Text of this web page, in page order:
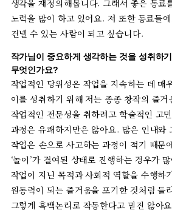
생각을 재정의해봅니다. 그래서 좋은 동료
노력을 많이 하고 있어요.저 또한 동료들
건넬 수 있는 사람이 되고 싶습니다.
작가님이 중요하게 생각하는 것을 성취하기
무엇인가요?
작업적인 당위성은 작업을 지속하는 데 매
이를 성취하기 위해 저는 종종 창작의 즐거
작업적인 전문성을 취하려고 학술적인 고
과정은 유쾌하지만은 않아요. 많은 인내와
작업은 손으로 사고하는 과정이 적기 때문
‘놀이’가 결여된 상태로 진행하는 경우가 많
작업이 지닌 목적과사회적 역할을 수행하기
원동력이 되는 즐거움을 포기한 것처럼 들
그렇게 흑백논리로 작동한다고 믿진 않아요